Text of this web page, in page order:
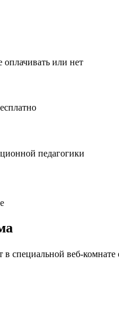
оплачивать или нет
педагогики
в специальной веб-